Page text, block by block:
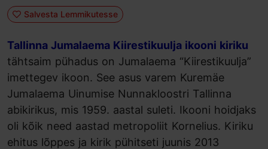
Salvesta Lemmikutesse
Tallinna Jumalaema Kiirestikuulja ikooni kiriku
tähtsaim pühadus on Jumalaema “Kiirestikuulja”
imettegev ikoon. See asus varem Kuremäe
Jumalaema Uinumise Nunnakloostri Tallinna
abikirikus, mis 1959. aastal suleti. Ikooni hoidjaks
oli kõik need aastad metropoliit Kornelius. Kiriku
ehitus lõppes ja kirik pühitseti juunis 2013